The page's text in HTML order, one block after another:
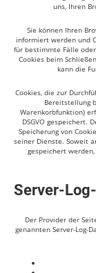
uns, Ihren
Sie können Ihren
informiert werden und
für bestimmte Fälle
Cookies beim
kann die
Cookies, die zur
Bereitstellung
Warenkorbfunktion)
DSGVO gespeichert.
Speicherung von
seiner Dienste. Soweit
gespeichert
Server-
Der Provider der
genannten Server-Log-